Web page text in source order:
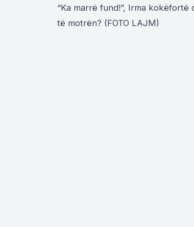
“Ka marrë fund!”, Irma kokëfortë
të motrën? (FOTO LAJM)